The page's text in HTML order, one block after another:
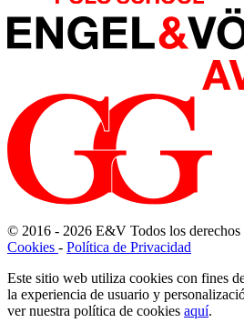
© 2016 - 2026 E&V Todos los derechos
Cookies - Política de Privacidad
Este sitio web utiliza cookies con fines
la experiencia de usuario y
ver nuestra política de cookies aquí.